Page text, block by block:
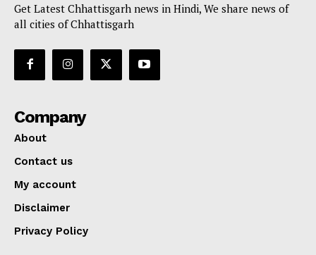
Get Latest Chhattisgarh news in Hindi, We share news of
all cities of Chhattisgarh
Company
About
Contact us
My account
Disclaimer
Privacy Policy